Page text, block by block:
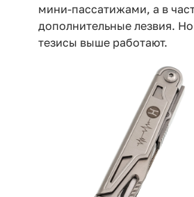
мини-пассатижами, а в
дополнительные лезвия.
тезисы выше работают.